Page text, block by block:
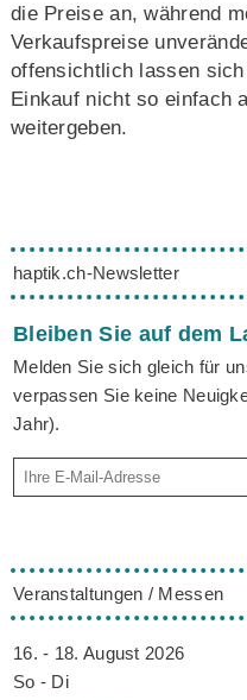
die Preise an, während
Verkaufspreise
offensichtlich lassen
Einkauf nicht so einfach
weitergeben.
haptik.ch-Newsletter
Bleiben Sie auf dem
Melden Sie sich gleich für
verpassen Sie keine
Jahr).
Veranstaltungen / Messen
16. - 18. August 2026
So - Di